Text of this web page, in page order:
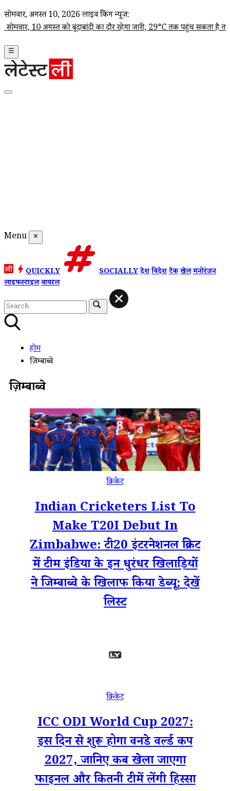
सोमवार, अगस्त 10, 2026 लाइव ब्रेकिंग न्यूज़:
को बूंदाबांदी का दौर रहेगा जारी, 29°C तक पहुंच सकता है तापमान|
☰
Menu ✕
QUICKLY SOCIALLYदेशविदेशटेकखेलमनोरंजन
लाइफस्टाइलवायरल
होम
ज़िम्बाब्वे
ज़िम्बाब्वे
क्रिकेट
Indian Cricketers List To
Make T20I Debut In
Zimbabwe: टी20 इंटरनेशनल क्रिकेट
में टीम इंडिया के इन धुरंधर खिलाड़ियों
ने जिम्बाब्वे के खिलाफ किया डेब्यू; देखें
लिस्ट
क्रिकेट
ICC ODI World Cup 2027:
इस दिन से शुरू होगा वनडे वर्ल्ड कप
2027, जानिए कब खेला जाएगा
फाइनल और कितनी टीमें लेंगी हिस्सा